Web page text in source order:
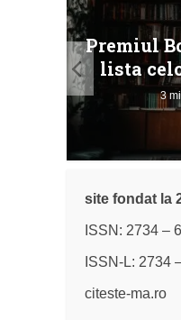
Premiul
lista
3
site fondat la
ISSN: 2734 –
ISSN-L: 2734
citeste-ma.ro